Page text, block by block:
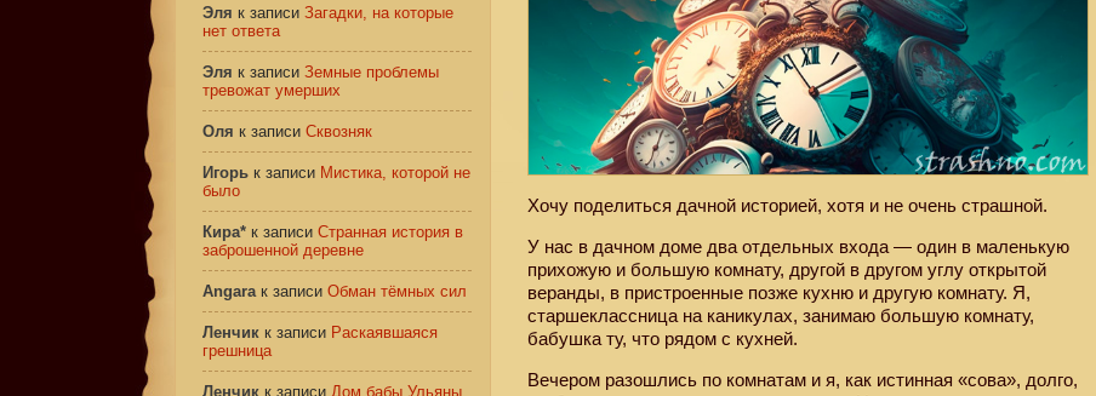
Хочу поделиться дачной историей, хотя и не очень страшной.
У нас в дачном доме два отдельных входа — один в маленькую
прихожую и большую комнату, другой в другом углу открытой
веранды, в пристроенные позже кухню и другую комнату. Я,
старшеклассница на каникулах, занимаю большую комнату,
бабушка ту, что рядом с кухней.
Вечером разошлись по комнатам и я, как истинная «сова», долго,
Эля к записи Загадки, на которые
нет ответа
Эля к записи Земные проблемы
тревожат умерших
Оля к записи Сквозняк
Игорь к записи Мистика, которой не
было
Кира* к записи Странная история в
заброшенной деревне
Angaraк записи Обман тёмных сил
Ленчик к записи Раскаявшаяся
грешница
Ленчик к записи Дом бабы Ульяны